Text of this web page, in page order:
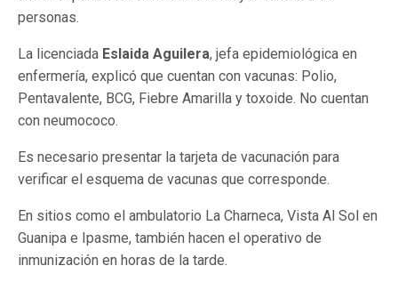
personas.
La licenciada Eslaida Aguilera, jefa epidemiológica en
enfermería, explicó que cuentan con vacunas: Polio,
Pentavalente, BCG, Fiebre Amarilla y toxoide. No cuentan
con neumococo.
Es necesario presentar la tarjeta de vacunación para
verificar el esquema de vacunas que corresponde.
En sitios como el ambulatorio La Charneca, Vista Al Sol en
Guanipa e Ipasme, también hacen el operativo de
inmunización en horas de la tarde.